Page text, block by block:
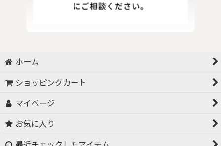
ホーム
ショッピングカート
マイページ
お気に入り